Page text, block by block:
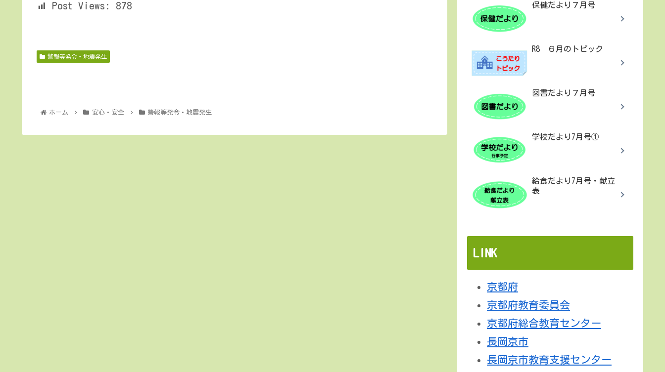
Post Views: 878
警報等発令・地震発生
ホーム 安心・安全 警報等発令・地震発生
保健だより７月号
R8 ６月のトピック
図書だより７月号
学校だより7月号①
給食だより7月号・献立
表
LINK
京都府
京都府教育委員会
京都府総合教育センター
長岡京市
長岡京市教育支援センター